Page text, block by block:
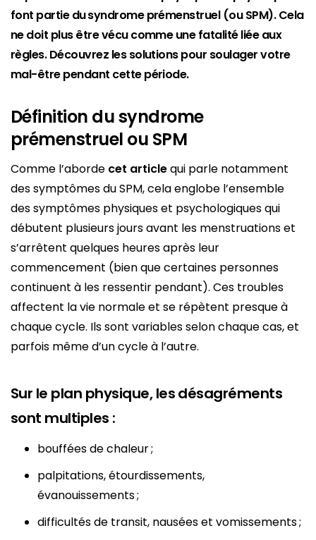
font partie du syndrome prémenstruel (ou SPM). Cela
ne doit plus être vécu comme une fatalité liée aux
règles. Découvrez les solutions pour soulager votre
mal-être pendant cette période.
Définition du syndrome
prémenstruel ou SPM
Comme l’aborde cet articlequi parle notamment
des symptômes du SPM, cela englobe l’ensemble
des symptômes physiques et psychologiques qui
débutent plusieurs jours avant les menstruations et
s’arrêtent quelques heures après leur
commencement (bien que certaines personnes
continuent à les ressentir pendant). Ces troubles
affectent la vie normale et se répètent presque à
chaque cycle. Ils sont variables selon chaque cas, et
parfois même d’un cycle à l’autre.
Sur le plan physique, les désagréments
sont multiples :
bouffées de chaleur ;
palpitations, étourdissements,
évanouissements ;
difficultés de transit, nausées et vomissements ;